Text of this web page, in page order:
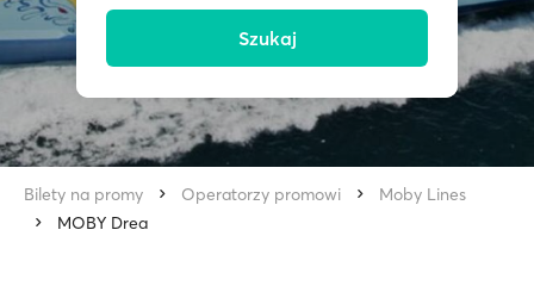
Szukaj
Bilety na promy Operatorzy promowi
Moby Lines
MOBY Drea